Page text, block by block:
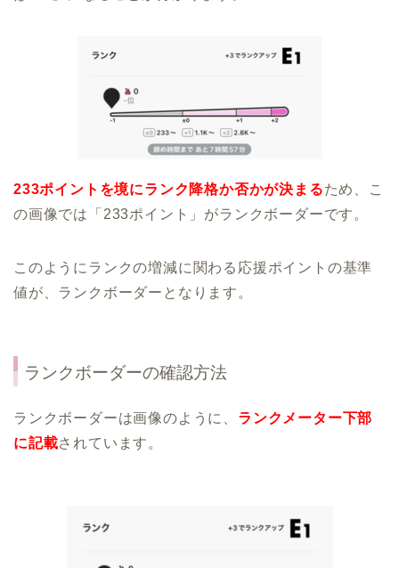
233ポイントを境にランク降格か否かが決まるため、こ
の画像では「233ポイント」がランクボーダーです。
このようにランクの増減に関わる応援ポイントの基準
値が、ランクボーダーとなります。
ランクボーダーの確認方法
ランクボーダーは画像のように、 ランクメーター下部
に記載されています。